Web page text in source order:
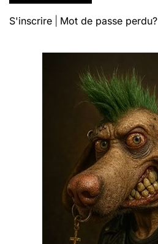
S'inscrire Mot de passe perdu?